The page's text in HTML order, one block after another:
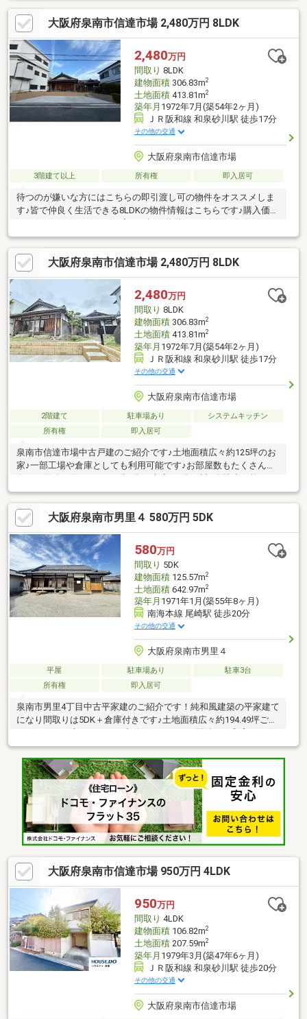
リフォーム、住宅ローン、火災保険等、皆様の気になる疑問にお
答えします！泉南市・阪南市のおうち探しはお任せください！
【お問い合わせについて】「見学予約する」「資料請求する」か
らのお問い合わせは24時間受付中！ネットに掲載していない物件
もご紹介できます！「お電話」「資料請求する」からお気軽にお
問い合わせください！
大阪府泉南市信達市場 2,480万円 8LDK
2,480万円
間取り 8LDK
建物面積306.83m2
土地面積413.81m2
築年月 1972年7月(築54年2ヶ月)
ＪＲ阪和線 和泉砂川駅 徒歩17分
その他の交通
大阪府泉南市信達市場
3階建て以上 所有権 即入居可
待つのが嫌いな方にはこちらの即引渡し可の物件をオススメしま
す♪皆で仲良く生活できる8LDKの物件情報はこちらです♪購入価格
は、建物面積が306.83平米♪快適な住環境が魅力的な中古の戸建て
物件で充実した日々を過ごしませんか♪2駅利用できる場所にある
ので利便性が高いです(*^^*)
大阪府泉南市信達市場 2,480万円 8LDK
2,480万円
間取り 8LDK
建物面積306.83m2
土地面積413.81m2
築年月 1972年7月(築54年2ヶ月)
ＪＲ阪和線 和泉砂川駅 徒歩17分
その他の交通
大阪府泉南市信達市場
2階建て 駐車場あり
システムキッチン
所有権
即入居可
泉南市信達市場中古戸建のご紹介です♪土地面積広々約125坪のお
家♪一部工場や倉庫としても利用可能です♪お部屋数もたくさんで
♪室内一部リフォ－ム済みのため是非一度ご内覧頂きたいお家です
♪お気軽にお問合せお待ちしております♪*****************※構造：
木造鉄骨瓦葺平屋建※現状優先※境界現状渡し（売主にて測量、境
界プレートは設置はいたしません。）※以前白蟻被害あり、防蟻
工事済み※現在、個別プロパンガスを利用しております。（前面
道路都市ガス管あり）※令和8年度 固定資産税等年額 135952円
大阪府泉南市男里４ 580万円 5DK
580万円
間取り 5DK
建物面積125.57m2
土地面積642.97m2
築年月 1971年1月(築55年8ヶ月)
南海本線 尾崎駅 徒歩20分
その他の交通
大阪府泉南市男里４
平屋 駐車場あり
駐車3台
所有権
即入居可
泉南市男里4丁目中古平家建のご紹介です！純和風建築の平家建て
になり間取りは5DK＋倉庫付きです♪土地面積広々約194.49坪ござ
当たりや風通しも良好です♪収納スペース豊富でお部屋はすっきり
とお使いお使いいただけます！ぜひ一度ご内見いただきたいお家
です♪空き家につき、即内覧いただけます♪お問い合わせお待ちし
ております！***※［母屋］建築年月日：昭和46年月日不明新築
※母屋内に井戸有り※［倉庫］種類：倉庫 構造：木造かわらぶき
平家建 床面積：59.0平米 建築年月日：平成4年月日不詳新築
※告知事項有
大阪府泉南市信達市場 950万円 4LDK
950万円
間取り 4LDK
建物面積106.82m2
土地面積207.59m2
築年月 1979年3月(築47年6ヶ月)
ＪＲ阪和線 和泉砂川駅 徒歩20分
その他の交通
大阪府泉南市信達市場